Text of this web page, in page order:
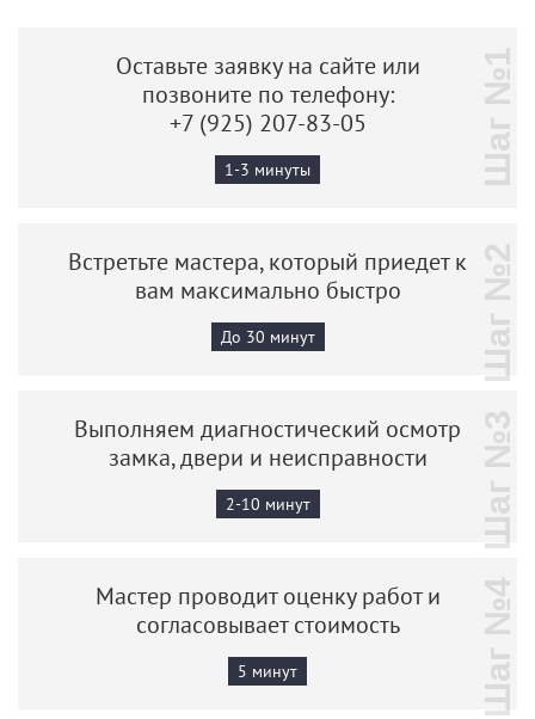
Оставьте заявку на сайте или
позвоните по телефону:
+7 (925) 207-83-05
1-3 минуты Шаг №1
Встретьте мастера, который приедет к
вам максимально быстро
До 30 минут Шаг №2
Выполняем диагностический осмотр
замка, двери и неисправности
2-10 минут Шаг №3
Мастер проводит оценку работ и
согласовывает стоимость
5 минут Шаг №4